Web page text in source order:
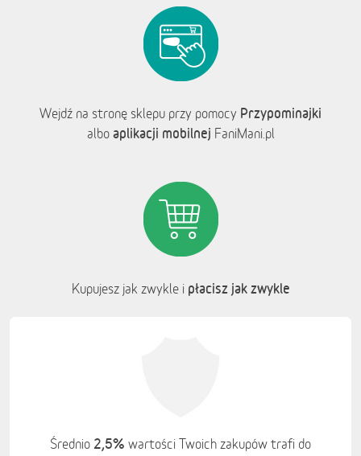
Wejdź na stronę sklepu przy pomocy Przypominajki
albo aplikacji mobilnej FaniMani.pl
Kupujesz jak zwykle i płacisz jak zwykle
Średnio 2,5% wartości Twoich zakupów trafi do